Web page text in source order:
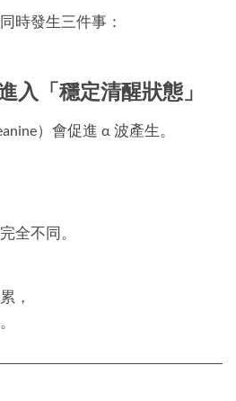
時發生三件事：
入「穩定清醒狀態」
）會促進 α 波產生。
全不同。
，